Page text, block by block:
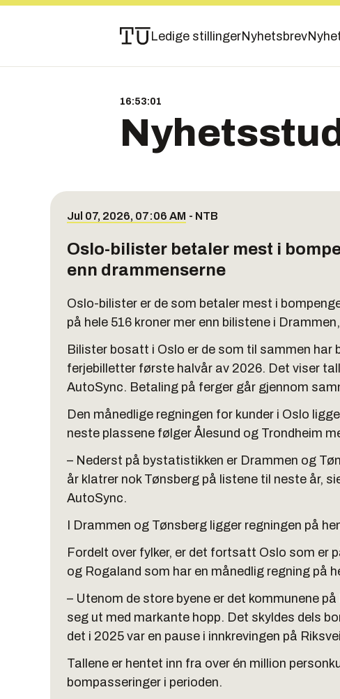
Ledige stillingerNyhetsbrev
16:53:01
Jul 07, 2026, 07:06 AM - NTB
Oslo-bilister betaler mest i
enn drammenserne
Oslo-bilister er de som betaler mest i
på hele 516 kroner mer enn bilistene i
Bilister bosatt i Oslo er de som til sammen har
ferjebilletter første halvår av 2026. Det viser
AutoSync. Betaling på ferger går gjennom
Den månedlige regningen for kunder i Oslo
neste plassene følger Ålesund og Trondheim
– Nederst på bystatistikken er Drammen og
år klatrer nok Tønsberg på listene til neste år,
AutoSync.
I Drammen og Tønsberg ligger regningen på
Fordelt over fylker, er det fortsatt Oslo som er
og Rogaland som har en månedlig regning på
– Utenom de store byene er det kommunene
seg ut med markante hopp. Det skyldes dels
det i 2025 var en pause i innkrevingen på
Tallene er hentet inn fra over én million
bompasseringer i perioden.